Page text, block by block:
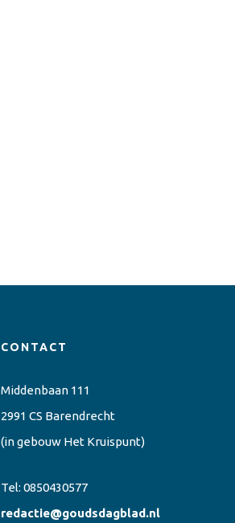
CONTACT
Middenbaan 111
2991 CS Barendrecht
(in gebouw Het Kruispunt)
Tel: 0850430577
redactie@goudsdagblad.nl